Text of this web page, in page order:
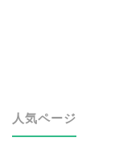
人気ページ